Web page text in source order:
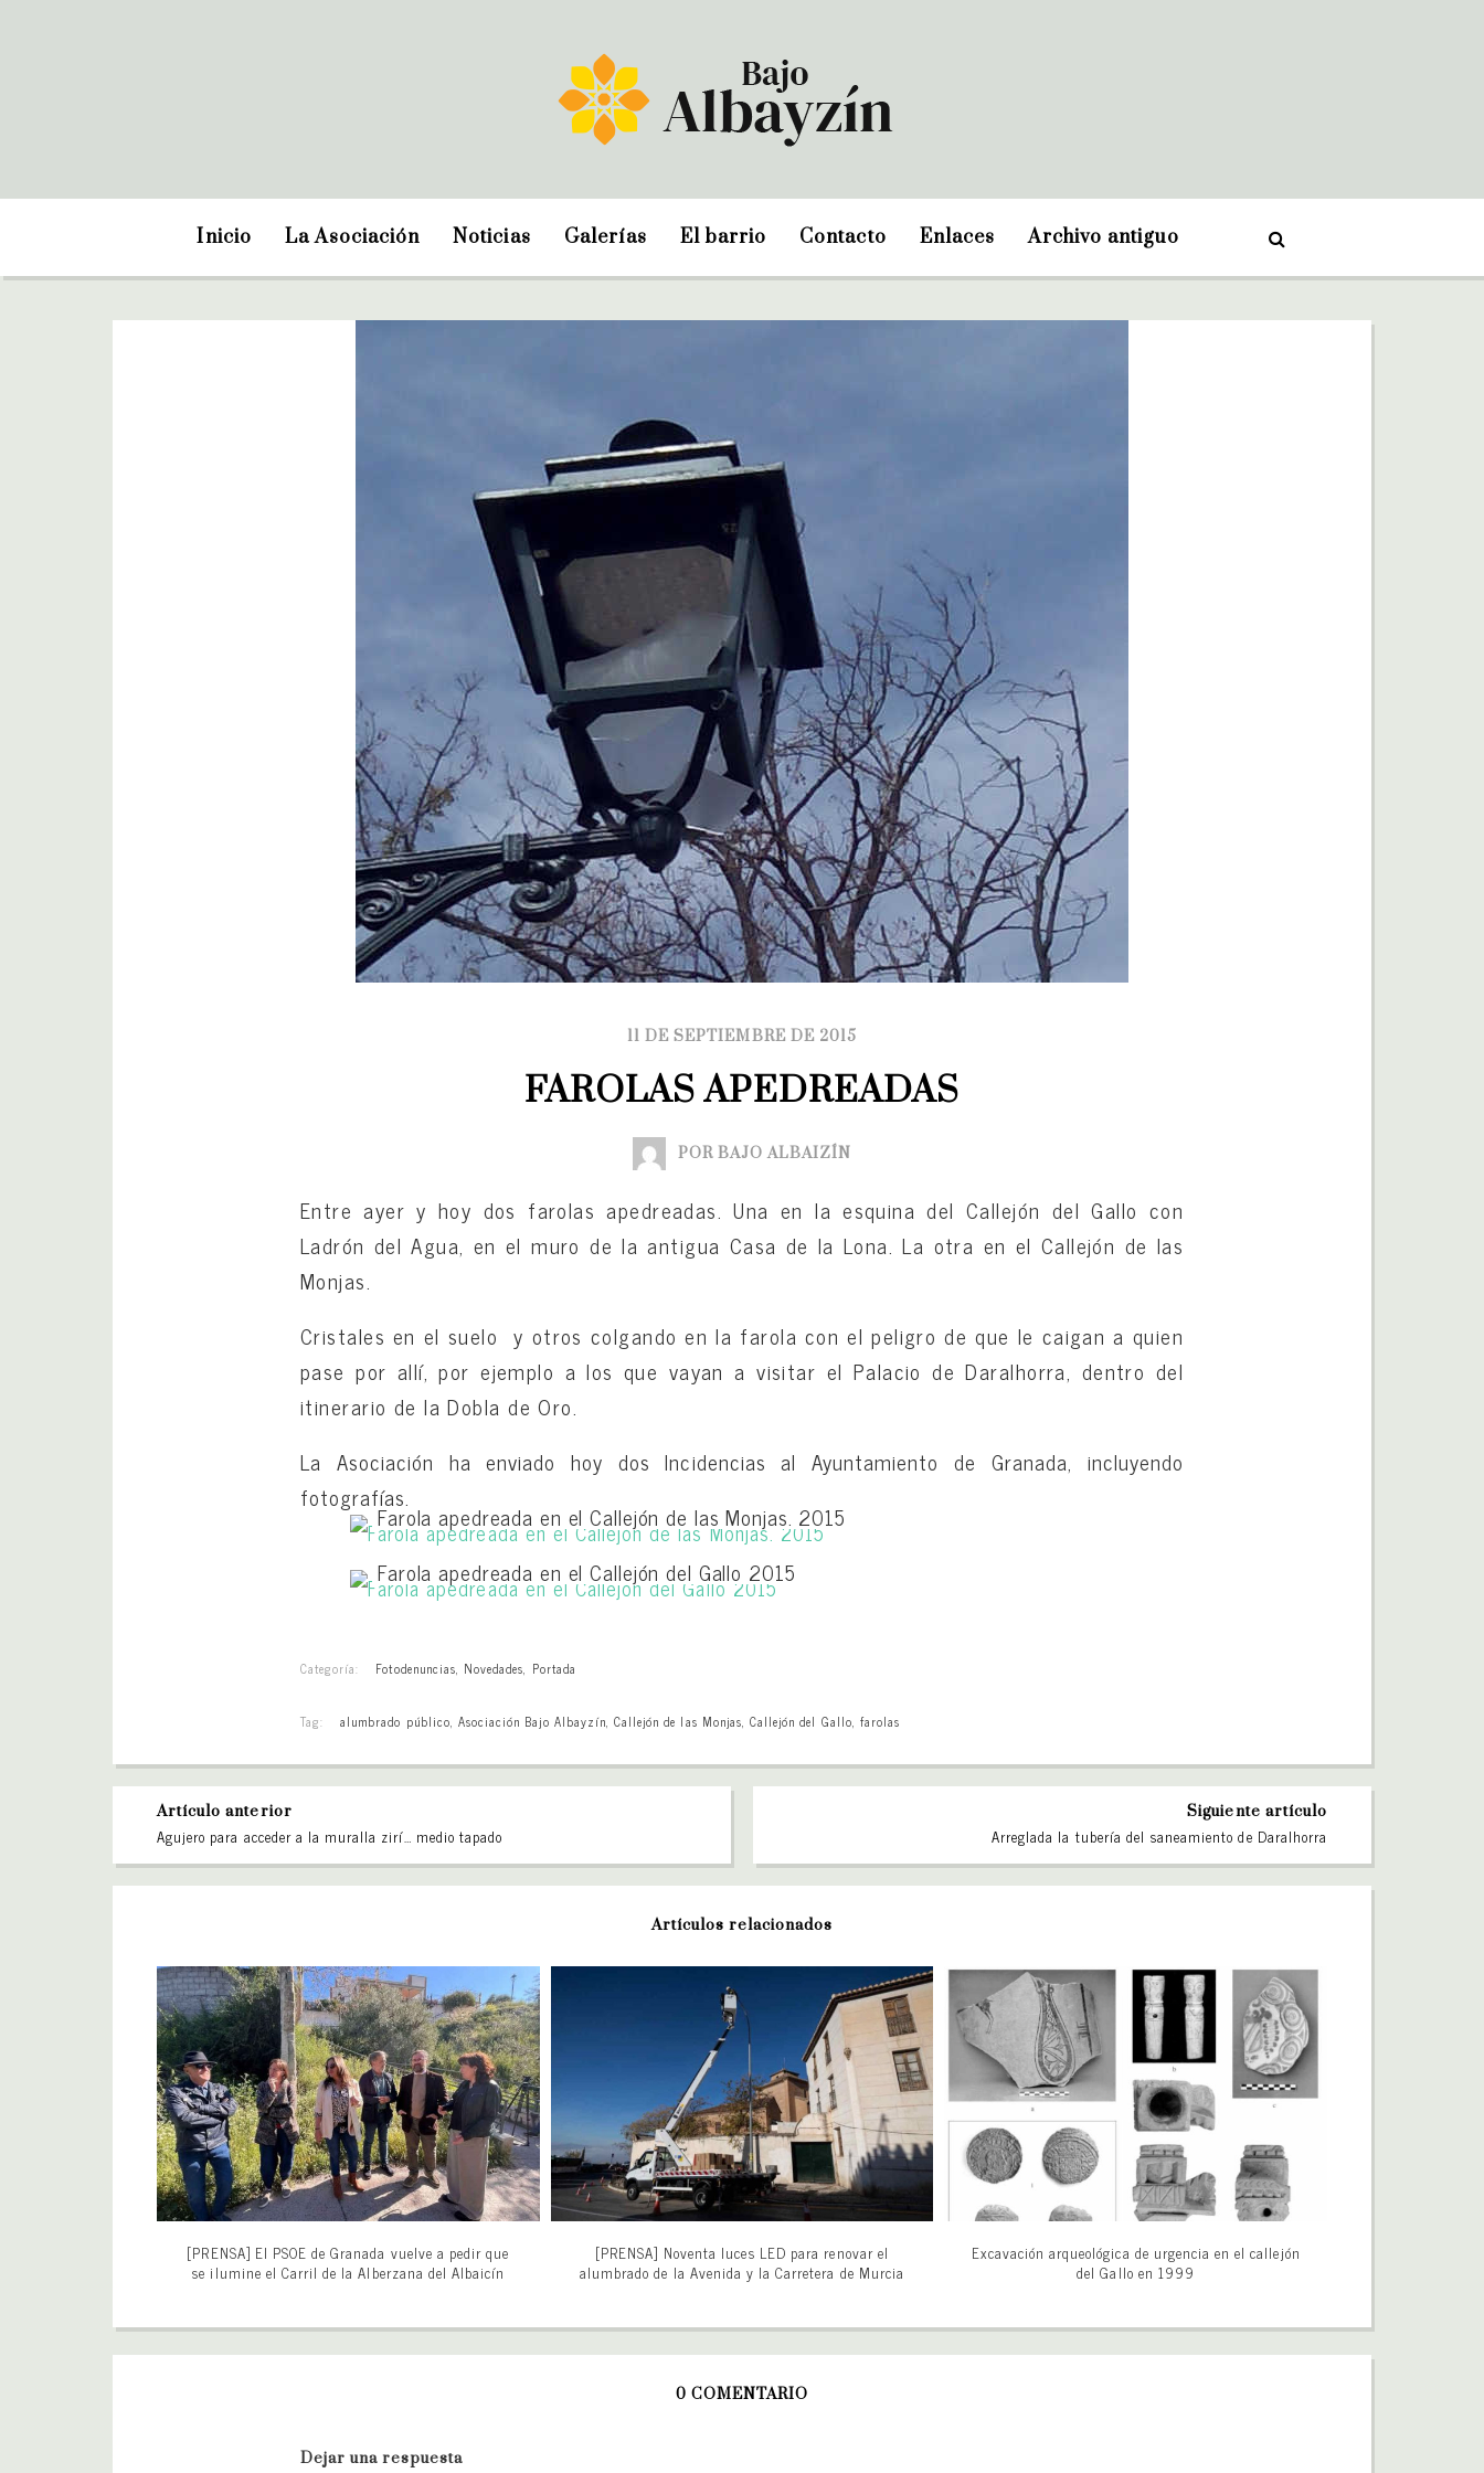
Inicio La Asociación Noticias Galerías El barrio Contacto Enlaces Archivo antiguo
11 DE SEPTIEMBRE DE 2015
FAROLAS APEDREADAS
POR BAJO ALBAIZÍN
Entre ayer y hoy dos farolas apedreadas. Una en la esquina del Callejón del Gallo con
Ladrón del Agua, en el muro de la antigua Casa de la Lona. La otra en el Callejón de las
Monjas.
Cristales en el suelo y otros colgando en la farola con el peligro de que le caigan a quien
pase por allí, por ejemplo a los que vayan a visitar el Palacio de Daralhorra, dentro del
itinerario de la Dobla de Oro.
La Asociación ha enviado hoy dos Incidencias al Ayuntamiento de Granada, incluyendo
fotografías.
Farola apedreada en el Callejón de las Monjas. 2015
Farola apedreada en el Callejón del Gallo 2015
Categoría: Fotodenuncias, Novedades, Portada
Tag: alumbrado público, Asociación Bajo Albayzín,Callejón de las Monjas, Callejón del Gallo, farolas
Artículo anterior
Agujero para acceder a la muralla zirí… medio tapado
Siguiente artículo
Arreglada la tubería del saneamiento de Daralhorra
Artículos relacionados
[PRENSA] El PSOE de Granada vuelve a pedir que
se ilumine el Carril de la Alberzana del Albaicín
[PRENSA] Noventa luces LED para renovar el
alumbrado de la Avenida y la Carretera de Murcia
Excavación arqueológica de urgencia en el callejón
del Gallo en 1999
0 COMENTARIO
Dejar una respuesta